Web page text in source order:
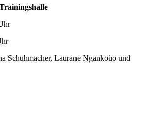
Schuhmacher, Laurane Ngankoüo und